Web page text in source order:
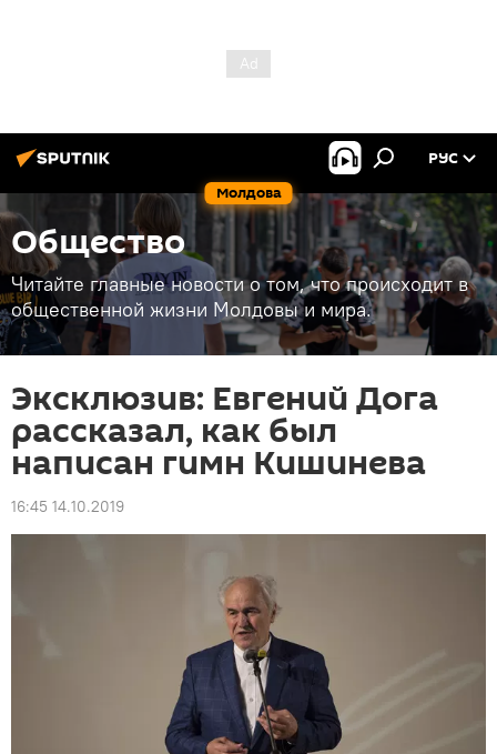
Молдова
РУС
Общество
Читайте главные новости о том, что происходит в
общественной жизни Молдовы и мира.
Эксклюзив: Евгений Дога
рассказал, как был
написан гимн Кишинева
16:45 14.10.2019